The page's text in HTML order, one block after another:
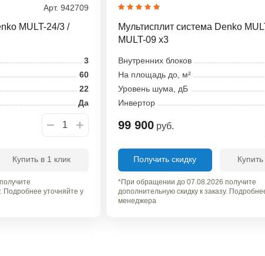
Арт. 942709
MULT-24/3 /
3
60
22
Да
Купить в 1 клик
Подробнее уточняйте у
Мультисплит система Denko
MULT-09 x3
Внутренних блоков
На площадь до, м²
Уровень шума, дБ
Инвертор
99 900руб.
Получить скидку
*При обращении до 07.08.2026 получите
дополнительную скидку к заказу.
менеджера